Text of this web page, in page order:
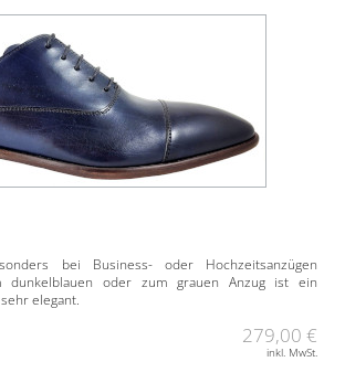
bei Business- oder Hochzeitsanzügen
dunkelblauen oder zum grauen Anzug ist ein
elegant.
279,00 €
inkl. MwSt.